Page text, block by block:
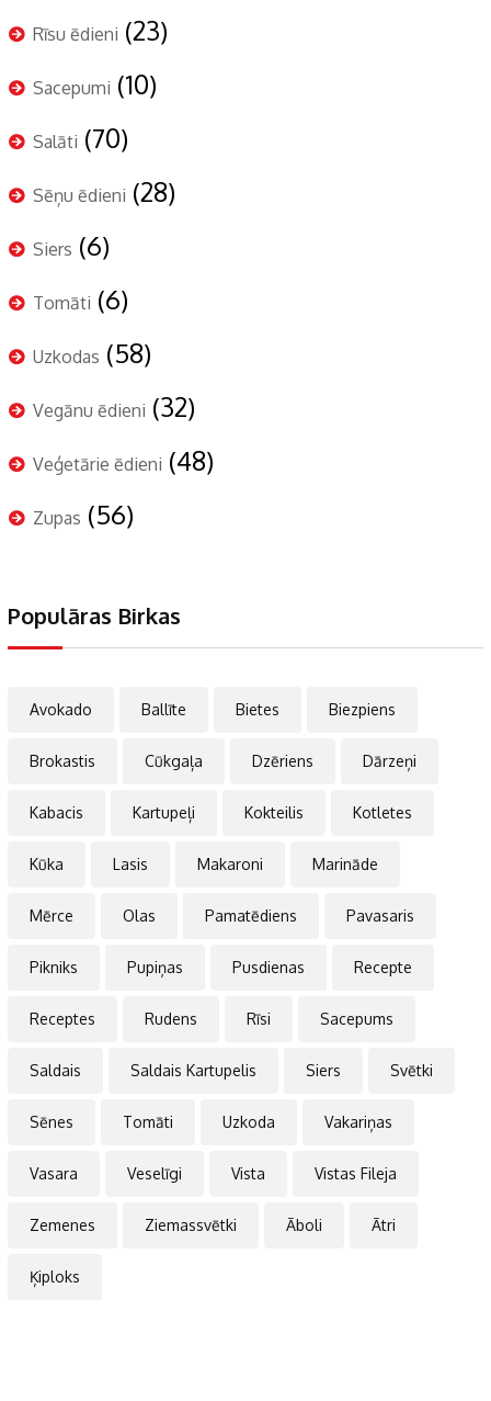
Rīsu ēdieni (23)
Sacepumi (10)
Salāti (70)
Sēņu ēdieni (28)
Siers (6)
Tomāti (6)
Uzkodas (58)
Vegānu ēdieni (32)
Veģetārie ēdieni (48)
Zupas (56)
Populāras Birkas
Avokado Ballīte Bietes Biezpiens
Brokastis Cūkgaļa Dzēriens Dārzeņi
Kabacis Kartupeļi Kokteilis Kotletes
Kūka Lasis Makaroni Marināde
Mērce Olas Pamatēdiens Pavasaris
Pikniks Pupiņas Pusdienas Recepte
Receptes Rudens Rīsi Sacepums
Saldais Saldais Kartupelis Siers Svētki
Sēnes Tomāti Uzkoda Vakariņas
Vasara Veselīgi Vista Vistas Fileja
Zemenes Ziemassvētki Āboli Ātri
Ķiploks